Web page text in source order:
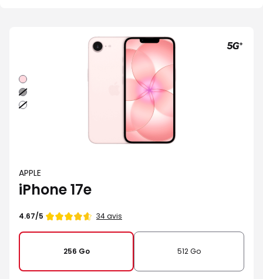
Rose
Noir
Blanc
APPLE
iPhone 17e
Note
4.67/5 34 avis
256 Go 512 Go